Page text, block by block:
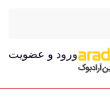
ورود و عضویت